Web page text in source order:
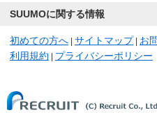
SUUMOに関する情報
初めての方へ サイトマップ
お
利用規約
プライバシーポリシー